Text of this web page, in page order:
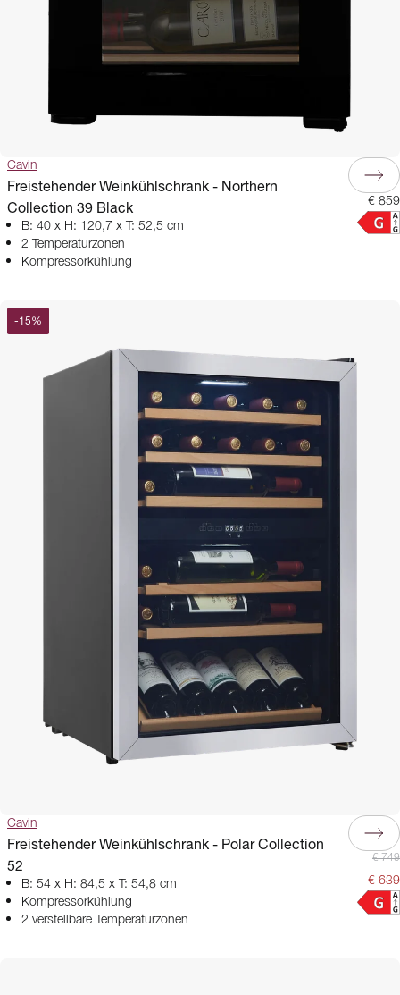
Cavin
Freistehender Weinkühlschrank - Northern
Collection 39 Black
B: 40 x H: 120,7 x T: 52,5 cm
2 Temperaturzonen
Kompressorkühlung
€ 859
-15%
Cavin
Freistehender Weinkühlschrank - Polar Collection
52
B: 54 x H: 84,5 x T: 54,8 cm
Kompressorkühlung
2 verstellbare Temperaturzonen
€ 749
€ 639